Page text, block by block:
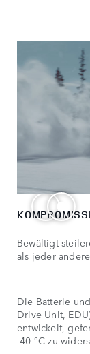
Bewältigt
als jeder
Die Batterie
Drive Unit,
entwickelt,
-40 °C zu